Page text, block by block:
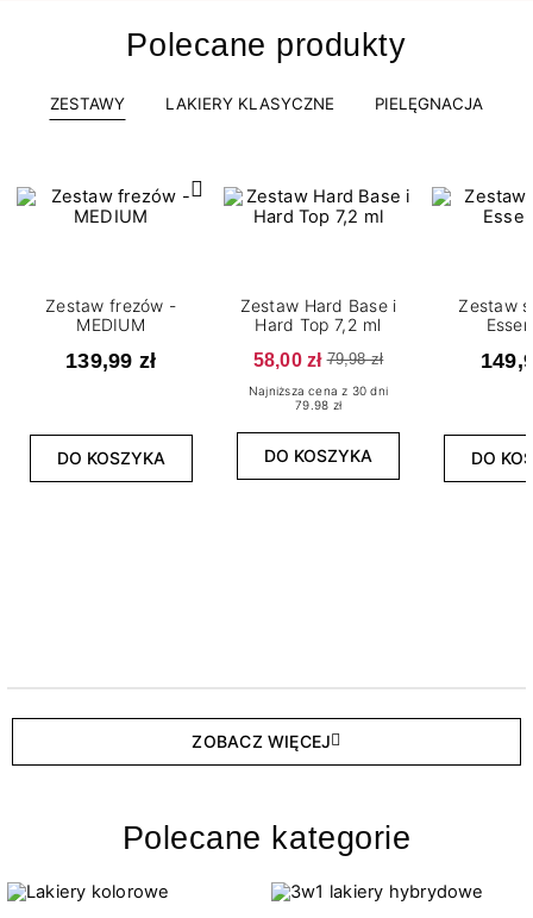
Polecane produkty
ZESTAWY LAKIERY KLASYCZNE PIELĘGNACJA
Zestaw frezów -
MEDIUM
139,99 zł
DO KOSZYKA
Zestaw Hard Base i
Hard Top 7,2 ml
58,00 zł 79,98 zł
Najniższa cena z 30 dni
79.98 zł
DO KOSZYKA
Zestaw
DO
ZOBACZ WIĘCEJ
Polecane kategorie